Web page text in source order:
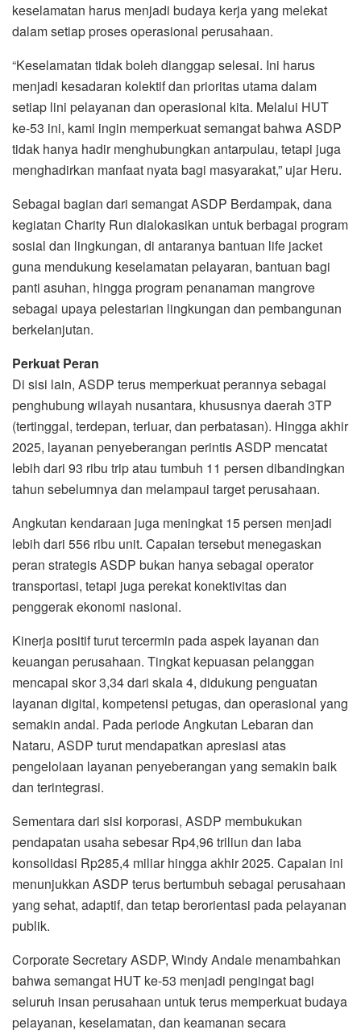
keselamatan harus menjadi budaya kerja yang melekat
dalam setiap proses operasional perusahaan.
“Keselamatan tidak boleh dianggap selesai. Ini harus
menjadi kesadaran kolektif dan prioritas utama dalam
setiap lini pelayanan dan operasional kita. Melalui HUT
ke-53 ini, kami ingin memperkuat semangat bahwa ASDP
tidak hanya hadir menghubungkan antarpulau, tetapi juga
menghadirkan manfaat nyata bagi masyarakat,” ujar Heru.
Sebagai bagian dari semangat ASDP Berdampak, dana
kegiatan Charity Run dialokasikan untuk berbagai program
sosial dan lingkungan, di antaranya bantuan life jacket
guna mendukung keselamatan pelayaran, bantuan bagi
panti asuhan, hingga program penanaman mangrove
sebagai upaya pelestarian lingkungan dan pembangunan
berkelanjutan.
Perkuat Peran
Di sisi lain, ASDP terus memperkuat perannya sebagai
penghubung wilayah nusantara, khususnya daerah 3TP
(tertinggal, terdepan, terluar, dan perbatasan). Hingga akhir
2025, layanan penyeberangan perintis ASDP mencatat
lebih dari 93 ribu trip atau tumbuh 11 persen dibandingkan
tahun sebelumnya dan melampaui target perusahaan.
Angkutan kendaraan juga meningkat 15 persen menjadi
lebih dari 556 ribu unit. Capaian tersebut menegaskan
peran strategis ASDP bukan hanya sebagai operator
transportasi, tetapi juga perekat konektivitas dan
penggerak ekonomi nasional.
Kinerja positif turut tercermin pada aspek layanan dan
keuangan perusahaan. Tingkat kepuasan pelanggan
mencapai skor 3,34 dari skala 4, didukung penguatan
layanan digital, kompetensi petugas, dan operasional yang
semakin andal. Pada periode Angkutan Lebaran dan
Nataru, ASDP turut mendapatkan apresiasi atas
pengelolaan layanan penyeberangan yang semakin baik
dan terintegrasi.
Sementara dari sisi korporasi, ASDP membukukan
pendapatan usaha sebesar Rp4,96 triliun dan laba
konsolidasi Rp285,4 miliar hingga akhir 2025. Capaian ini
menunjukkan ASDP terus bertumbuh sebagai perusahaan
yang sehat, adaptif, dan tetap berorientasi pada pelayanan
publik.
Corporate Secretary ASDP, Windy Andale menambahkan
bahwa semangat HUT ke-53 menjadi pengingat bagi
seluruh insan perusahaan untuk terus memperkuat budaya
pelayanan, keselamatan, dan keamanan secara